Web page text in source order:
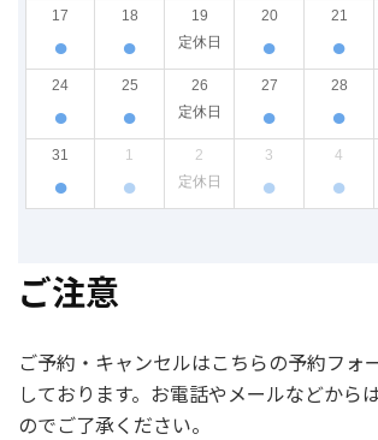
ご注意
ご予約・キャンセルはこちらの予約フォ
しております。お電話やメールなどから
のでご了承ください。